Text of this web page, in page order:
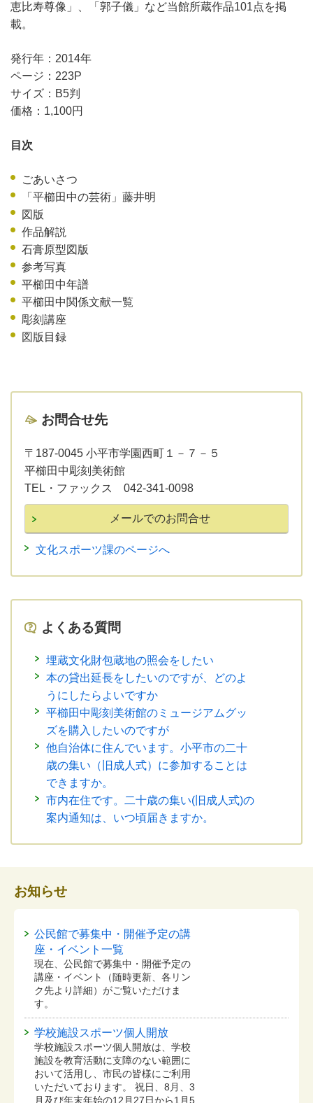
恵比寿尊像」、「郭子儀」など当館所蔵作品101点を掲
載。
発行年：2014年
ページ：223P
サイズ：B5判
価格：1,100円
目次
ごあいさつ
「平櫛田中の芸術」藤井明
図版
作品解説
石膏原型図版
参考写真
平櫛田中年譜
平櫛田中関係文献一覧
彫刻講座
図版目録
お問合せ先
〒187-0045 小平市学園西町１－７－５
平櫛田中彫刻美術館
TEL・ファックス 042-341-0098
文化スポーツ課のページへ
よくある質問
埋蔵文化財包蔵地の照会をしたい
本の貸出延長をしたいのですが、どのよ
うにしたらよいですか
平櫛田中彫刻美術館のミュージアムグッ
ズを購入したいのですが
他自治体に住んでいます。小平市の二十
歳の集い（旧成人式）に参加することは
できますか。
市内在住です。二十歳の集い(旧成人式)の
案内通知は、いつ頃届きますか。
お知らせ
公民館で募集中・開催予定の講
座・イベント一覧
現在、公民館で募集中・開催予定の
講座・イベント（随時更新、各リン
ク先より詳細）がご覧いただけま
す。
学校施設スポーツ個人開放
学校施設スポーツ個人開放は、学校
施設を教育活動に支障のない範囲に
おいて活用し、市民の皆様にご利用
いただいております。 祝日、8月、3
月及び年末年始の12月27日から1月5